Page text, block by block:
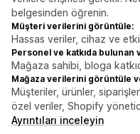
belgesinden öğrenin.
Müşteri verilerini görüntüle:
Hassas veriler, cihaz ve
Personel ve katkıda
Mağaza sahibi, bloga
Mağaza verilerini görüntüle
Müşteriler, ürünler,
özel veriler, Shopify
Ayrıntıları inceleyin